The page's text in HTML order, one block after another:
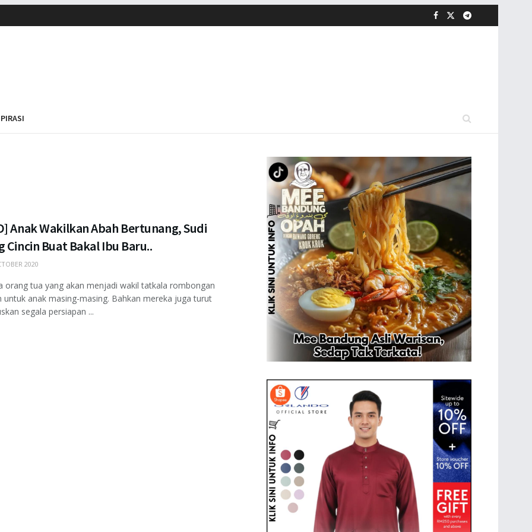
Anak Wakilkan Abah Bertunang, Sudi
Cincin Buat Bakal Ibu Baru..
2020
orang tua yang akan menjadi wakil tatkala rombongan
untuk anak masing-masing. Bahkan mereka juga turut
segala persiapan ...